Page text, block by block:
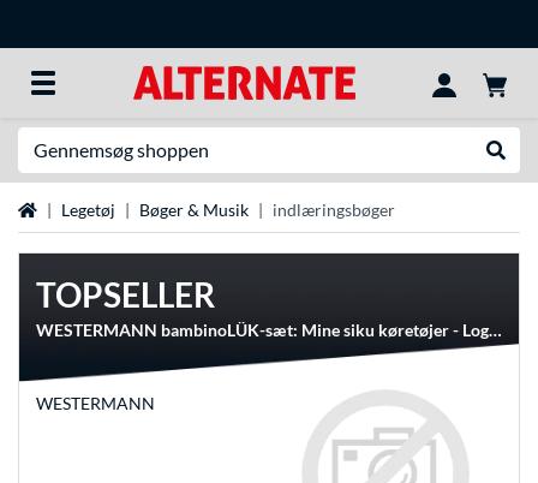
StartsideLegetøj Bøger & Musik indlæringsbøger
TOPSELLER
WESTERMANN bambinoLÜK-sæt: Mine siku køretøjer - Logisk tænkning, bog til indlæring skolebog
WESTERMANN